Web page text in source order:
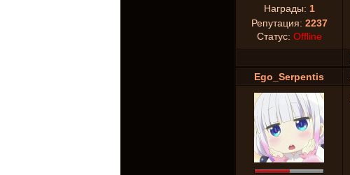
Награды: 1
Репутация: 2237
Статус: Offline
Ego_Serpentis